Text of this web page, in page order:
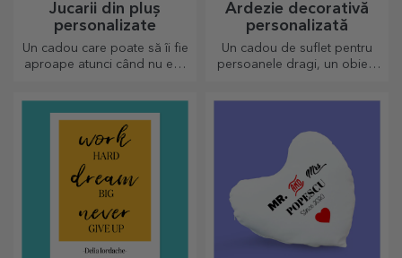
Jucarii din pluș
personalizate
Un cadou care poate să îi fie
aproape atunci când nu ești
drăgălășit!
Ardezie decorativă
personalizată
Un cadou de suflet pentru
persoanele dragi, un obiect